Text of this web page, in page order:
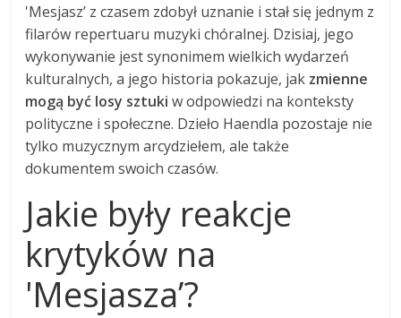
'Mesjasz’ z czasem zdobył uznanie i stał się jednym z
filarów repertuaru muzyki chóralnej. Dzisiaj, jego
wykonywanie jest synonimem wielkich wydarzeń
kulturalnych, a jego historia pokazuje, jak zmienne
mogą być losy sztuki w odpowiedzi na konteksty
polityczne i społeczne. Dzieło Haendla pozostaje nie
tylko muzycznym arcydziełem, ale także
dokumentem swoich czasów.
Jakie były reakcje
krytyków na
'Mesjasza’?